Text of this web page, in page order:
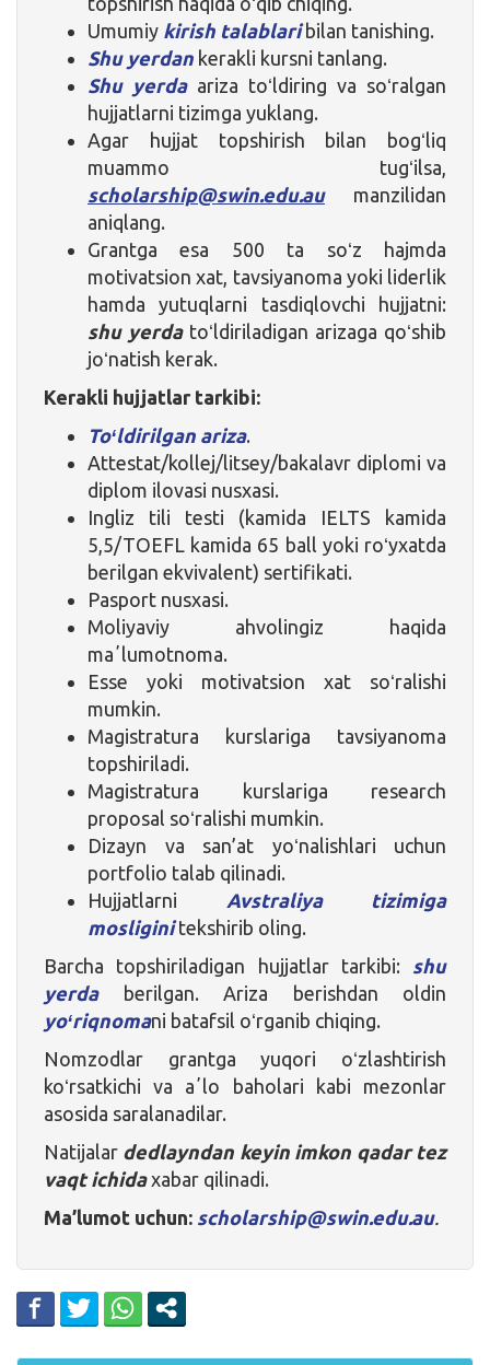
Umumiy kirish talablaribilan tanishing.
Shu yerdan kerakli kursni tanlang.
Shu yerdaariza toʻldiring va soʻralgan
hujjatlarni tizimga yuklang.
Agar hujjat topshirish bilan bogʻliq
muammo tugʻilsa,
scholarship@swin.edu.aumanzilidan
aniqlang.
Grantga esa 500 ta soʻz hajmda
motivatsion xat, tavsiyanoma yoki liderlik
hamda yutuqlarni tasdiqlovchi hujjatni:
shu yerda toʻldiriladigan arizaga qoʻshib
joʻnatish kerak.
Kerakli hujjatlar tarkibi:
Toʻldirilgan ariza.
Attestat/kollej/litsey/bakalavr diplomi va
diplom ilovasi nusxasi.
Ingliz tili testi (kamida IELTS kamida
5,5/TOEFL kamida 65 ball yoki roʻyxatda
berilgan ekvivalent) sertifikati.
Pasport nusxasi.
Moliyaviy ahvolingiz haqida
maʼlumotnoma.
Esse yoki motivatsion xat soʻralishi
mumkin.
Magistratura kurslariga tavsiyanoma
topshiriladi.
Magistratura kurslariga research
proposal soʻralishi mumkin.
Dizayn va san’at yoʻnalishlari uchun
portfolio talab qilinadi.
Hujjatlarni Avstraliya tizimiga
mosliginitekshirib oling.
Barcha topshiriladigan hujjatlar tarkibi: shu
yerdaberilgan. Ariza berishdan oldin
yoʻriqnomani batafsil oʻrganib chiqing.
Nomzodlar grantga yuqori oʻzlashtirish
koʻrsatkichi va aʼlo baholari kabi mezonlar
asosida saralanadilar.
Natijalar dedlayndan keyin imkon qadar tez
vaqt ichidaxabar qilinadi.
Ma’lumot uchun: scholarship@swin.edu.au.